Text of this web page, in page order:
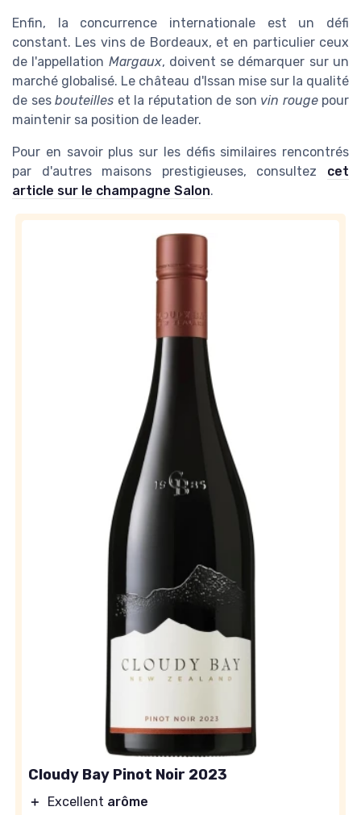
Enfin, la concurrence internationale est un défi
constant. Les vins de Bordeaux, et en particulier ceux
de l'appellation Margaux, doivent se démarquer sur un
marché globalisé. Le château d'Issan mise sur la qualité
de ses bouteilles et la réputation de son vin rougepour
maintenir sa position de leader.
Pour en savoir plus sur les défis similaires rencontrés
par d'autres maisons prestigieuses, consultez cet
article sur le champagne Salon.
Cloudy Bay Pinot Noir 2023
＋ Excellent arôme